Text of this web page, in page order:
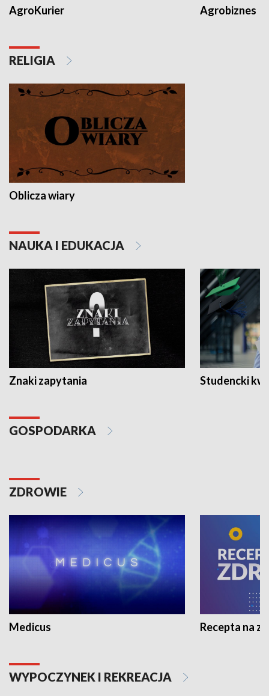
AgroKurier Agrobiznes
RELIGIA
Oblicza wiary
NAUKA I EDUKACJA
Znaki zapytania Studencki
GOSPODARKA
ZDROWIE
Medicus Recepta na
WYPOCZYNEK I REKREACJA